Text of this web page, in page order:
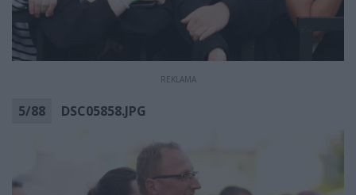
REKLAMA
5/88 DSC05858.JPG